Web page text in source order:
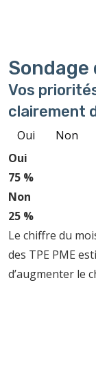
Sondage
Vos
clairement
Oui
Non
Oui
75 %
Non
25 %
Le chiffre du
des TPE PME
d’augmenter le